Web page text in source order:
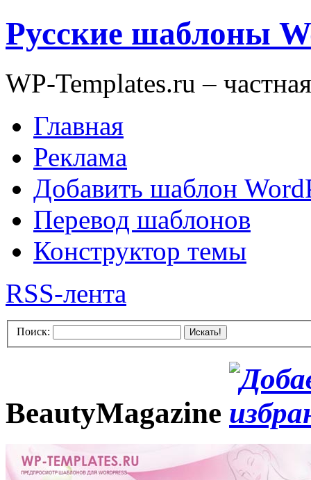
Русские шаблоны
WP-Templates.ru –
Главная
Реклама
Добавить шаблон
Перевод шаблонов
Конструктор темы
RSS-лента
Поиск: Искать!
BeautyMagazine